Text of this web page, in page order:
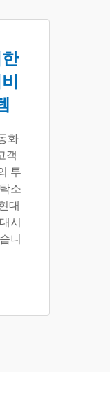
화
객
투
소
대
시
니